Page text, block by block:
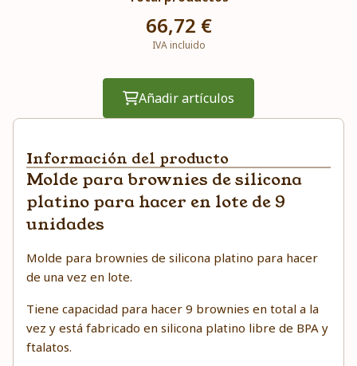
66,72 €
IVA incluido
Añadir artículos
Información del producto
Molde para brownies de silicona
platino para hacer en lote de 9
unidades
Molde para brownies de silicona platino para hacer
de una vez en lote.
Tiene capacidad para hacer 9 brownies en total a la
vez y está fabricado en silicona platino libre de BPA y
ftalatos.